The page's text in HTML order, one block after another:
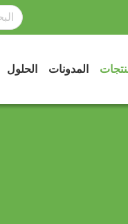
المدونات الحلول